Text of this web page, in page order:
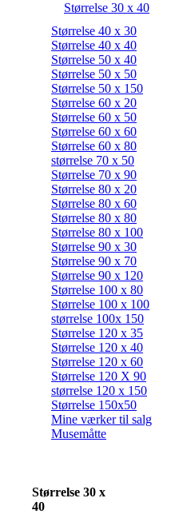
Størrelse 30 x 40
Størrelse 40 x 30
Størrelse 40 x 40
Størrelse 50 x 40
Størrelse 50 x 50
Størrelse 50 x 150
Størrelse 60 x 20
Størrelse 60 x 50
Størrelse 60 x 60
Størrelse 60 x 80
størrelse 70 x 50
Størrelse 70 x 90
Størrelse 80 x 20
Størrelse 80 x 60
Størrelse 80 x 80
Størrelse 80 x 100
Størrelse 90 x 30
Størrelse 90 x 70
Størrelse 90 x 120
Størrelse 100 x 80
Størrelse 100 x 100
størrelse 100x 150
Størrelse 120 x 35
Størrelse 120 x 40
Størrelse 120 x 60
Størrelse 120 X 90
størrelse 120 x 150
Størrelse 150x50
Mine værker til salg
Musemåtte
Størrelse 30 x
40